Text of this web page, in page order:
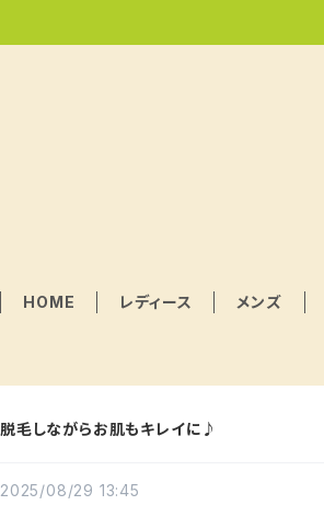
HOME レディース メンズ
脱毛しながらお肌もキレイに♪
2025/08/29 13:45